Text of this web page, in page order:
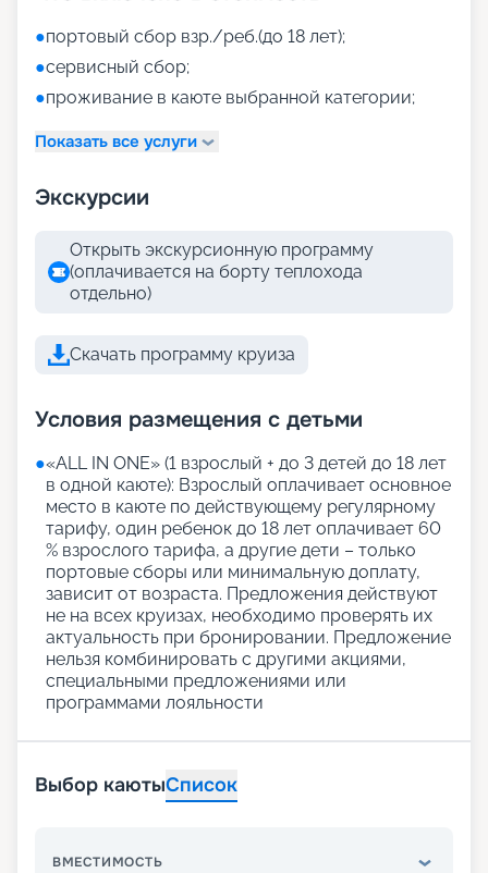
●портовый сбор взр./реб.(до 18 лет);
●сервисный сбор;
●проживание в каюте выбранной категории;
Показать все услуги
Экскурсии
Открыть экскурсионную программу
(оплачивается на борту теплохода
отдельно)
Скачать программу круиза
Условия размещения с детьми
●«АLL IN ONE» (1 взрослый + до 3 детей до 18 лет
в одной каюте): Взрослый оплачивает основное
место в каюте по действующему регулярному
тарифу, один ребенок до 18 лет оплачивает 60
% взрослого тарифа, а другие дети – только
портовые сборы или минимальную доплату,
зависит от возраста. Предложения действуют
не на всех круизах, необходимо проверять их
актуальность при бронировании. Предложение
нельзя комбинировать с другими акциями,
специальными предложениями или
программами лояльности
Выбор каютыСписок
ВМЕСТИМОСТЬ